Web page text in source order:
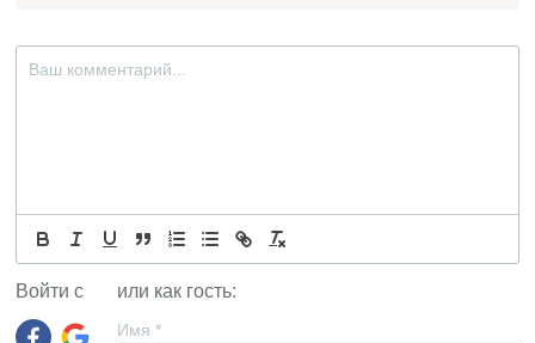
Войти с или как гость:
Имя *